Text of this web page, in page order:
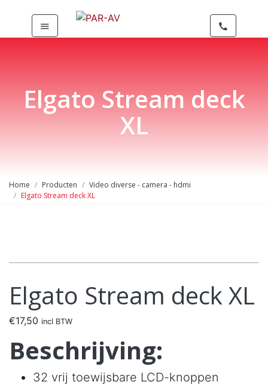
menu call
Elgato Stream deck
XL
Home Producten
Video diverse - camera - hdmi
Elgato Stream deck XL
Elgato Stream deck XL
€17,50 incl BTW
Beschrijving:
32 vrij toewijsbare LCD-knoppen